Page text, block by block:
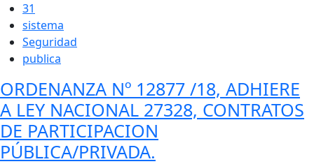
31
sistema
Seguridad
publica
ORDENANZA Nº 12877 /18, ADHIERE
A LEY NACIONAL 27328, CONTRATOS
DE PARTICIPACION
PÚBLICA/PRIVADA.